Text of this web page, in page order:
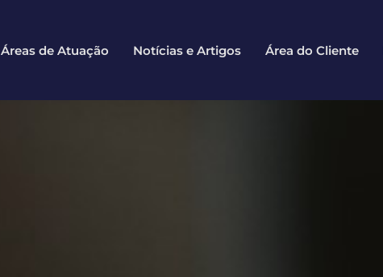
Áreas de Atuação Notícias e Artigos Área do Cliente